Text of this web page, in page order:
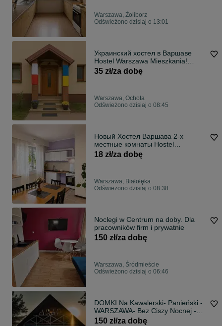
Warszawa, Żoliborz
Odświeżono dzisiaj o 13:01
Украинский хостел в Варшаве
Hostel Warszawa Mieszkania!
Speak RU UA PL
35 zł/za dobę
Warszawa, Ochota
Odświeżono dzisiaj o 08:45
Новый Хостел Варшава 2-х
местные комнаты Hostel
Warszawa
18 zł/za dobę
Warszawa, Białołęka
Odświeżono dzisiaj o 08:38
Noclegi w Centrum na doby. Dla
pracowników firm i prywatnie
150 zł/za dobę
Warszawa, Śródmieście
Odświeżono dzisiaj o 06:46
DOMKI Na Kawalerski- Panieński -
WARSZAWA- Bez Ciszy Nocnej -
Jezioro
150 zł/za dobę